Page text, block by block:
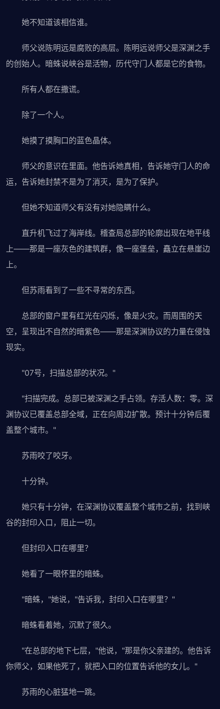
她不知道该相信谁。
师父说陈明远是腐败的高层。陈明远说师父是深渊之手
的创始人。暗蛛说峡谷是活物，历代守门人都是它的食物。
所有人都在撒谎。
除了一个人。
她摸了摸胸口的蓝色晶体。
师父的意识在里面。他告诉她真相，告诉她守门人的命
运，告诉她封禁不是为了消灭，是为了保护。
但她不知道师父有没有对她隐瞒什么。
直升机飞过了海岸线。稽查局总部的轮廓出现在地平线
上——那是一座灰色的建筑群，像一座堡垒，矗立在悬崖边
上。
但苏雨看到了一些不寻常的东西。
总部的窗户里有红光在闪烁，像是火灾。而周围的天
空，呈现出不自然的暗紫色——那是深渊协议的力量在侵蚀
现实。
"07号，扫描总部的状况。"
"扫描完成。总部已被深渊之手占领。存活人数：零。深
渊协议已覆盖总部全域，正在向周边扩散。预计十分钟后覆
盖整个城市。"
苏雨咬了咬牙。
十分钟。
她只有十分钟，在深渊协议覆盖整个城市之前，找到峡
谷的封印入口，阻止一切。
但封印入口在哪里？
她看了一眼怀里的暗蛛。
"暗蛛，"她说，"告诉我，封印入口在哪里？"
暗蛛看着她，沉默了很久。
"在总部的地下七层，"他说，"那是你父亲建的。他告诉
你师父，如果他死了，就把入口的位置告诉他的女儿。"
苏雨的心脏猛地一跳。